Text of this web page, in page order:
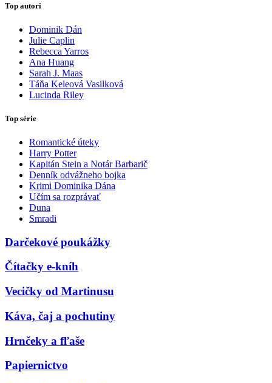
Top autori
Dominik Dán
Julie Caplin
Rebecca Yarros
Ana Huang
Sarah J. Maas
Táňa Keleová Vasilková
Lucinda Riley
Top série
Romantické úteky
Harry Potter
Kapitán Stein a Notár Barbarič
Denník odvážneho bojka
Krimi Dominika Dána
Učím sa rozprávať
Duna
Smradi
Darčekové poukážky
Čítačky e-kníh
Vecičky od Martinusu
Káva, čaj a pochutiny
Hrnčeky a fľaše
Papiernictvo